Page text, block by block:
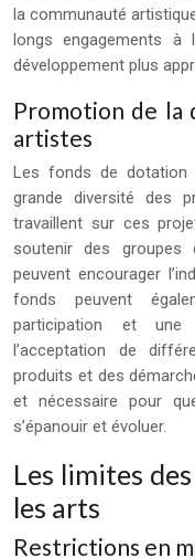
la communauté
longs engagements à
développement plus
Promotion de la
artistes
Les fonds de dotation
grande diversité des
travaillent sur ces
soutenir des groupes
peuvent encourager
fonds peuvent
participation et une
l’acceptation de
produits et des
et nécessaire pour
s’épanouir et évoluer.
Les limites
les arts
Restrictions en